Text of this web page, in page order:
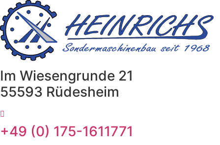
Zum
Inhalt
springen
Im Wiesengrunde 21
55593 Rüdesheim
+49 (0) 175-1611771